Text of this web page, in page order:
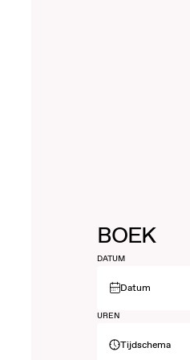
BOEK
DATUM
Datum
UREN
Tijdschema